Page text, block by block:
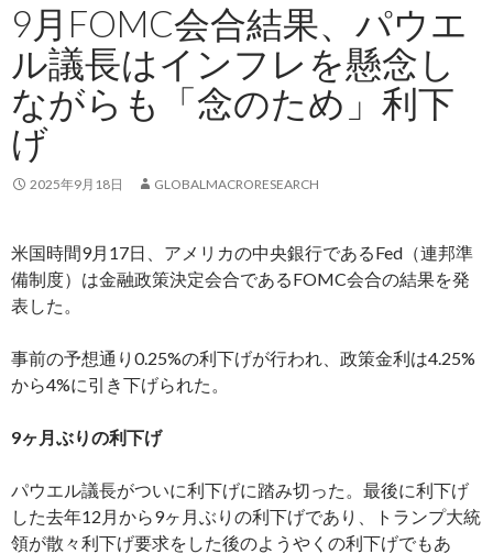
9月FOMC会合結果、パウエ
ル議長はインフレを懸念し
ながらも「念のため」利下
げ
2025年9月18日 GLOBALMACRORESEARCH
米国時間9月17日、アメリカの中央銀行であるFed（連邦準
備制度）は金融政策決定会合であるFOMC会合の結果を発
表した。
事前の予想通り0.25%の利下げが行われ、政策金利は4.25%
から4%に引き下げられた。
9ヶ月ぶりの利下げ
パウエル議長がついに利下げに踏み切った。最後に利下げ
した去年12月から9ヶ月ぶりの利下げであり、トランプ大統
領が散々利下げ要求をした後のようやくの利下げでもあ